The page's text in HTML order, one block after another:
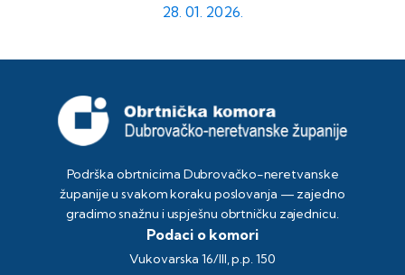
28. 01. 2026.
Podrška obrtnicima Dubrovačko-neretvanske
županije u svakom koraku poslovanja — zajedno
gradimo snažnu i uspješnu obrtničku zajednicu.
Podaci o komori
Vukovarska 16/III, p.p. 150